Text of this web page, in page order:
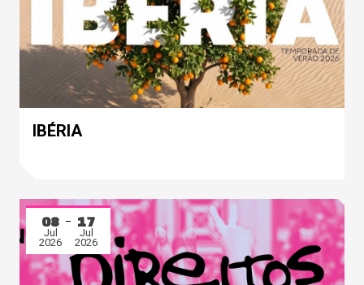
IBÉRIA
08
Jul
2026
17
Jul
2026